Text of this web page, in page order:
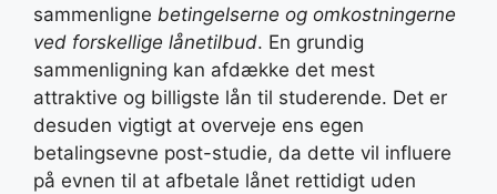
sammenligne betingelserne og omkostningerne
ved forskellige lånetilbud. En grundig
sammenligning kan afdække det mest
attraktive og billigste lån til studerende. Det er
desuden vigtigt at overveje ens egen
betalingsevne post-studie, da dette vil influere
på evnen til at afbetale lånet rettidigt uden